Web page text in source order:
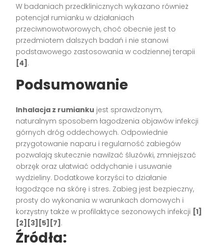
W badaniach przedklinicznych wykazano również
potencjał rumianku w działaniach
przeciwnowotworowych, choć obecnie jest to
przedmiotem dalszych badań i nie stanowi
podstawowego zastosowania w codziennej terapii
[4] .
Podsumowanie
Inhalacja z rumianku jest sprawdzonym,
naturalnym sposobem łagodzenia objawów infekcji
górnych dróg oddechowych. Odpowiednie
przygotowanie naparu i regularność zabiegów
pozwalają skutecznie nawilżać śluzówki, zmniejszać
obrzęk oraz ułatwiać oddychanie i usuwanie
wydzieliny. Dodatkowe korzyści to działanie
łagodzące na skórę i stres. Zabieg jest bezpieczny,
prosty do wykonania w warunkach domowych i
korzystny także w profilaktyce sezonowych infekcji [1]
[2][3][5][7] .
Źródła: